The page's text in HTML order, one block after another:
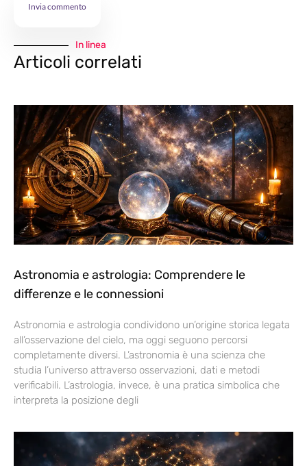
In linea
Articoli correlati
Astronomia e astrologia: Comprendere le
differenze e le connessioni
Astronomia e astrologia condividono un’origine storica legata
all’osservazione del cielo, ma oggi seguono percorsi
completamente diversi. L’astronomia è una scienza che
studia l’universo attraverso osservazioni, dati e metodi
verificabili. L’astrologia, invece, è una pratica simbolica che
interpreta la posizione degli